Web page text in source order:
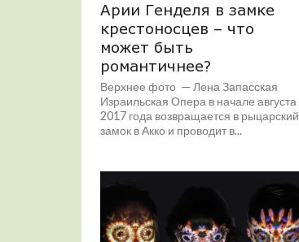
Арии Генделя в замке
крестоносцев – что
может быть
романтичнее?
Верхнее фото — Лена Запасская
Израильская Опера в начале августа
2017 года возвращается в рыцарский
замок в Акко и проводит в...